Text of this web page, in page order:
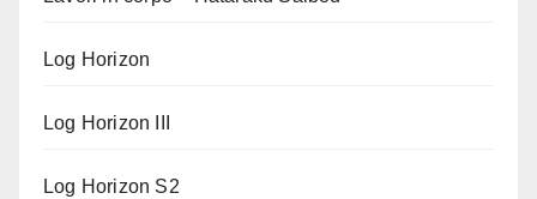
Log Horizon
Log Horizon III
Log Horizon S2